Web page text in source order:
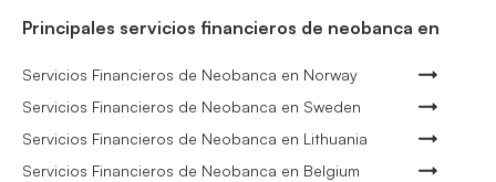
Principales servicios financieros de neobanca en
Servicios Financieros de Neobanca en Norway
Servicios Financieros de Neobanca en Sweden
Servicios Financieros de Neobanca en Lithuania
Servicios Financieros de Neobanca en Belgium